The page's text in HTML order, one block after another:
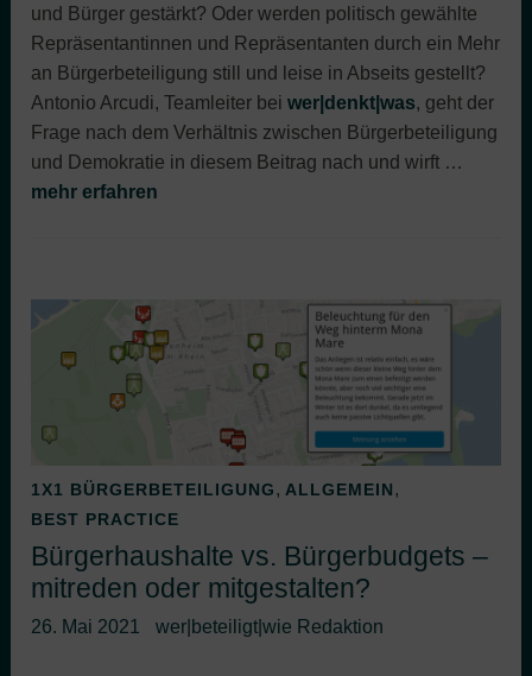
und Bürger gestärkt? Oder werden politisch gewählte
Repräsentantinnen und Repräsentanten durch ein Mehr
an Bürgerbeteiligung still und leise in Abseits gestellt?
Antonio Arcudi, Teamleiter beiwer|denkt|was, geht der
Frage nach dem Verhältnis zwischen Bürgerbeteiligung
und Demokratie in diesem Beitrag nach und wirft …
mehr erfahren
1X1 BÜRGERBETEILIGUNG, ALLGEMEIN,
BEST PRACTICE
Bürgerhaushalte vs. Bürgerbudgets –
mitreden oder mitgestalten?
26. Mai 2021 wer|beteiligt|wie Redaktion